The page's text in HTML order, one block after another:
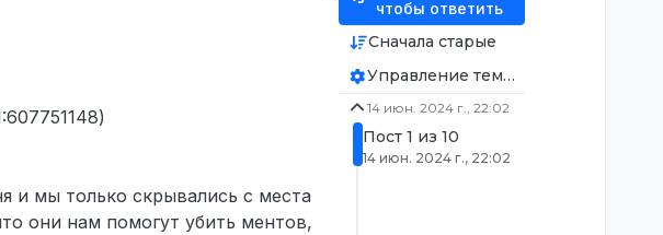
и мы только скрывались с места
они нам помогут убить ментов,
чтобы ответить
Сначала старые
Управление темой
14 июн. 2024 г., 22:02
Пост 1 из 10
14 июн. 2024 г., 22:02